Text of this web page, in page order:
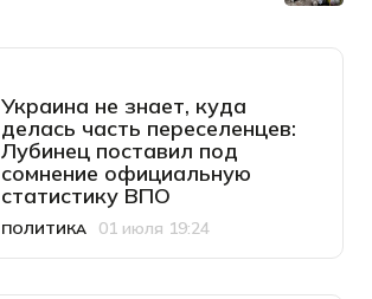
Украина не знает, куда
делась часть переселенцев:
Лубинец поставил под
сомнение официальную
статистику ВПО
Категория
ПОЛИТИКА
Дата публикации
01 июля 19:24